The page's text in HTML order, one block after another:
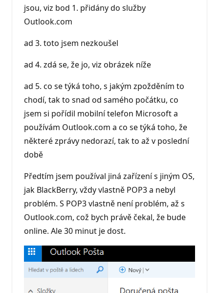
jsou, viz bod 1. přidány do služby
Outlook.com
ad 3. toto jsem nezkoušel
ad 4. zdá se, že jo, viz obrázek níže
ad 5. co se týká toho, s jakým zpožděním to
chodí, tak to snad od samého počátku, co
jsem si pořídil mobilní telefon Microsoft a
používám Outlook.com a co se týká toho, že
některé zprávy nedorazí, tak to až v poslední
době
Předtím jsem používal jiná zařízení s jiným OS,
jak BlackBerry, vždy vlastně POP3 a nebyl
problém. S POP3 vlastně není problém, až s
Outlook.com, což bych právě čekal, že bude
online. Ale 30 minut je dost.